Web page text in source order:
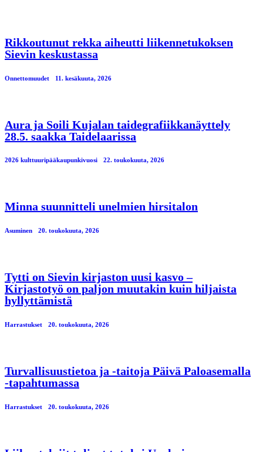
Rikkoutunut rekka aiheutti liikennetukoksen
Sievin keskustassa
Onnettomuudet 11. kesäkuuta, 2026
Aura ja Soili Kujalan taidegrafiikkanäyttely
28.5. saakka Taidelaarissa
2026 kulttuuripääkaupunkivuosi 22. toukokuuta, 2026
Minna suunnitteli unelmien hirsitalon
Asuminen 20. toukokuuta, 2026
Tytti on Sievin kirjaston uusi kasvo –
Kirjastotyö on paljon muutakin kuin hiljaista
hyllyttämistä
Harrastukset 20. toukokuuta, 2026
Turvallisuustietoa ja -taitoja Päivä Paloasemalla
-tapahtumassa
Harrastukset 20. toukokuuta, 2026